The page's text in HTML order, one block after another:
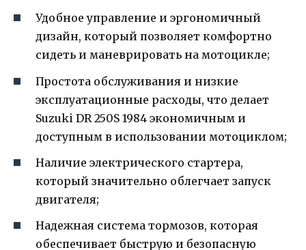
Удобное управление и эргономичный
дизайн, который позволяет комфортно
сидеть и маневрировать на мотоцикле;
Простота обслуживания и низкие
эксплуатационные расходы, что делает
Suzuki DR 250S 1984 экономичным и
доступным в использовании мотоциклом;
Наличие электрического стартера,
который значительно облегчает запуск
двигателя;
Надежная система тормозов, которая
обеспечивает быструю и безопасную